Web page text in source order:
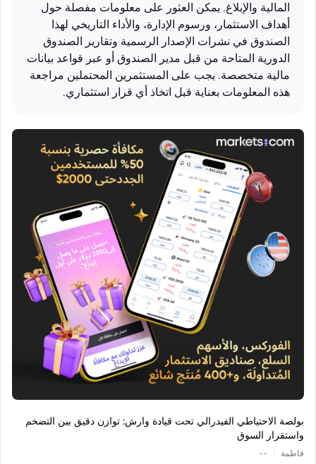
المالية والإبلاغ. يمكن العثور على معلومات مفصلة حول
أهداف الاستثمار، ورسوم الإدارة، والأداء التاريخي لهذا
الصندوق في نشرات الإصدار الرسمية وتقارير الصندوق
الدورية المتاحة من قبل مدير الصندوق أو عبر قواعد بيانات
مالية متخصصة. يجب على المستثمرين المحتملين مراجعة
هذه المعلومات بعناية قبل اتخاذ أي قرار استثماري.
بولصة الاحتياطي الفيدرالي تحت قيادة وارش: توازن دقيق بين التضخم
واستقرار السوق
فاطمة --